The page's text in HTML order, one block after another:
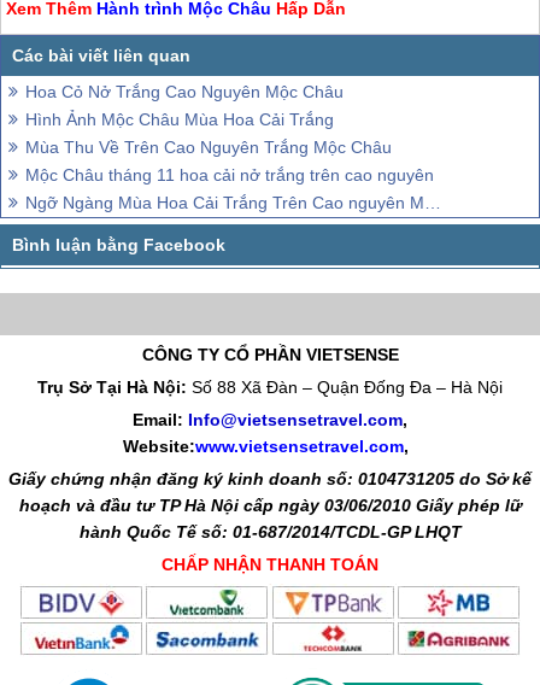
Xem Thêm Hành trình Mộc Châu Hấp Dẫn
Hoa Cỏ Nở Trắng Cao Nguyên Mộc Châu
Hình Ảnh Mộc Châu Mùa Hoa Cải Trắng
Mùa Thu Về Trên Cao Nguyên Trắng Mộc Châu
Mộc Châu tháng 11 hoa cải nở trắng trên cao nguyên
Ngỡ Ngàng Mùa Hoa Cải Trắng Trên Cao nguyên Mộc Châu (Cập Nhật Mới Nhất)
CÔNG TY CỔ PHẦN VIETSENSE
Trụ Sở Tại Hà Nội: Số 88 Xã Đàn – Quận Đống Đa – Hà Nội
Email: Info@vietsensetravel.com,
Website:www.vietsensetravel.com,
Giấy chứng nhận đăng ký kinh doanh số: 0104731205 do Sở kế
hoạch và đầu tư TP Hà Nội cấp ngày 03/06/2010 Giấy phép lữ
hành Quốc Tế số: 01-687/2014/TCDL-GP LHQT
CHẤP NHẬN THANH TOÁN